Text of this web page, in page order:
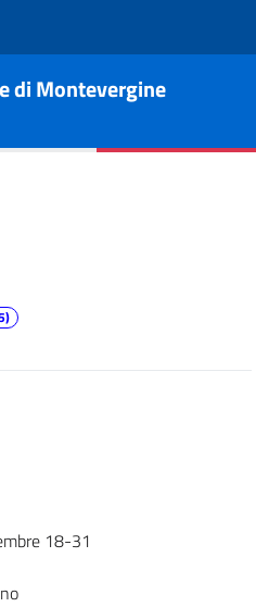
di Montevergine
18-31